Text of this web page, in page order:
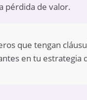
pérdida de valor.
que tengan
en tu estrategia